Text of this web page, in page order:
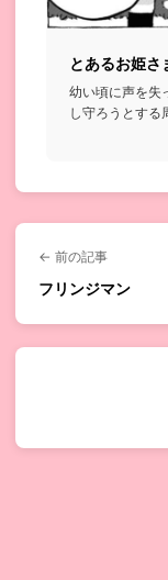
とあるお姫さ
幼い頃に声を失
し守ろうとする
← 前の記事
フリンジマン